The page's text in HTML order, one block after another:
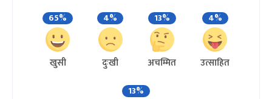
65%
खुसी
4%
दुःखी
13%
अचम्मित
4%
उत्साहित
13%